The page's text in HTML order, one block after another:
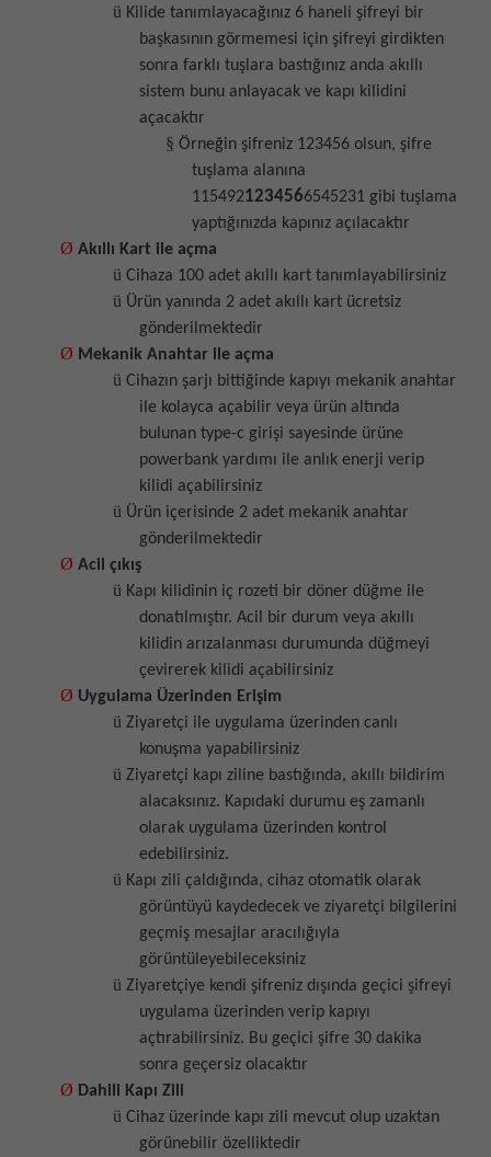
ü Kilide tanımlayacağınız 6 haneli şifreyi bir
başkasının görmemesi için şifreyi girdikten
sonra farklı tuşlara bastığınız anda akıllı
sistem bunu anlayacak ve kapı kilidini
açacaktır
§ Örneğin şifreniz 123456 olsun, şifre
tuşlama alanına
1154921234566545231 gibi tuşlama
yaptığınızda kapınız açılacaktır
Ø Akıllı Kart ile açma
ü Cihaza 100 adet akıllı kart tanımlayabilirsiniz
ü Ürün yanında 2 adet akıllı kart ücretsiz
gönderilmektedir
Ø Mekanik Anahtar ile açma
ü Cihazın şarjı bittiğinde kapıyı mekanik anahtar
ile kolayca açabilir veya ürün altında
bulunan type-c girişi sayesinde ürüne
powerbank yardımı ile anlık enerji verip
kilidi açabilirsiniz
ü Ürün içerisinde 2 adet mekanik anahtar
gönderilmektedir
Ø Acil çıkış
ü Kapı kilidinin iç rozeti bir döner düğme ile
donatılmıştır. Acil bir durum veya akıllı
kilidin arızalanması durumunda düğmeyi
çevirerek kilidi açabilirsiniz
Ø Uygulama Üzerinden Erişim
ü Ziyaretçi ile uygulama üzerinden canlı
konuşma yapabilirsiniz
ü Ziyaretçi kapı ziline bastığında, akıllı bildirim
alacaksınız. Kapıdaki durumu eş zamanlı
olarak uygulama üzerinden kontrol
edebilirsiniz.
ü Kapı zili çaldığında, cihaz otomatik olarak
görüntüyü kaydedecek ve ziyaretçi bilgilerini
geçmiş mesajlar aracılığıyla
görüntüleyebileceksiniz
ü Ziyaretçiye kendi şifreniz dışında geçici şifreyi
uygulama üzerinden verip kapıyı
açtırabilirsiniz. Bu geçici şifre 30 dakika
sonra geçersiz olacaktır
Ø Dahili Kapı Zili
ü Cihaz üzerinde kapı zili mevcut olup uzaktan
görünebilir özelliktedir